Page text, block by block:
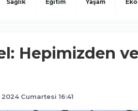
Sağlık Eğitim Yaşam
Hepimizden
2024 Cumartesi 16:41